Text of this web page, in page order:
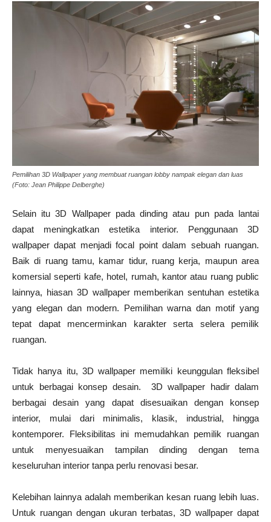
Pemilihan 3D Wallpaper yang membuat ruangan lobby nampak elegan dan luas
(Foto: Jean Philippe Delberghe)
Selain itu 3D Wallpaper pada dinding atau pun pada lantai
dapat meningkatkan estetika interior. Penggunaan 3D
wallpaper dapat menjadi focal point dalam sebuah ruangan.
Baik di ruang tamu, kamar tidur, ruang kerja, maupun area
komersial seperti kafe, hotel, rumah, kantor atau ruang public
lainnya, hiasan 3D wallpaper memberikan sentuhan estetika
yang elegan dan modern. Pemilihan warna dan motif yang
tepat dapat mencerminkan karakter serta selera pemilik
ruangan.
Tidak hanya itu, 3D wallpaper memiliki keunggulan fleksibel
untuk berbagai konsep desain. 3D wallpaper hadir dalam
berbagai desain yang dapat disesuaikan dengan konsep
interior, mulai dari minimalis, klasik, industrial, hingga
kontemporer. Fleksibilitas ini memudahkan pemilik ruangan
untuk menyesuaikan tampilan dinding dengan tema
keseluruhan interior tanpa perlu renovasi besar.
Kelebihan lainnya adalah memberikan kesan ruang lebih luas.
Untuk ruangan dengan ukuran terbatas, 3D wallpaper dapat